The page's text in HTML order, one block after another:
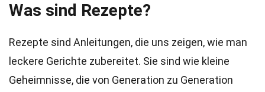
Was sind Rezepte?
Rezepte sind Anleitungen, die uns zeigen, wie man
leckere Gerichte zubereitet. Sie sind wie kleine
Geheimnisse, die von Generation zu Generation